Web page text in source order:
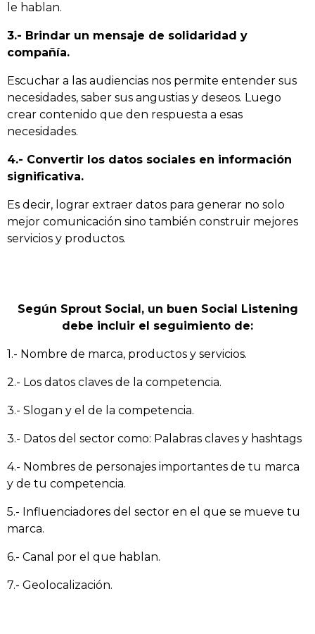
le hablan.
3.- Brindar un mensaje de solidaridad y
compañía.
Escuchar a las audiencias nos permite entender sus
necesidades, saber sus angustias y deseos. Luego
crear contenido que den respuesta a esas
necesidades.
4.- Convertir los datos sociales en información
significativa.
Es decir, lograr extraer datos para generar no solo
mejor comunicación sino también construir mejores
servicios y productos.
Según Sprout Social, un buen Social Listening
debe incluir el seguimiento de:
1.- Nombre de marca, productos y servicios.
2.- Los datos claves de la competencia.
3.- Slogan y el de la competencia.
3.- Datos del sector como: Palabras claves y hashtags
4.- Nombres de personajes importantes de tu marca
y de tu competencia.
5.- Influenciadores del sector en el que se mueve tu
marca.
6.- Canal por el que hablan.
7.- Geolocalización.